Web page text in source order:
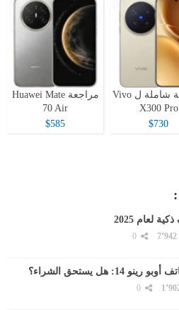
مراجعة شاملة ل Vivo
X300 Pro
$730
مراجعة Huawei Mate
70 Air
$585
7٬942
14: هل يستحق الشراء؟